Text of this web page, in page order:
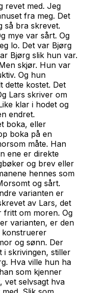
revet med. Jeg
fra meg. Det
så bra skrevet.
mye var sårt. Og
lo. Det var Bjørg
Bjørg slik hun var.
skjør. Hun var
Og hun
dette kostet. Det
Lars skriver om
klar i hodet og
endret.
boka, eller
boka på en
måte. Han
ene er direkte
og brev eller
hennes som
og sårt.
varianten er
av Lars, det
fritt om moren. Og
varianten, er den
konstruerer
og sønn. Der
i skrivingen, stiller
Hva ville hun ha
som kjenner
vet selvsagt hva